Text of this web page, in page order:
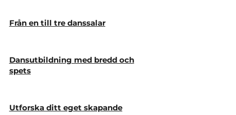
Från en till tre danssalar
Dansutbildning med bredd och
spets
Utforska ditt eget skapande